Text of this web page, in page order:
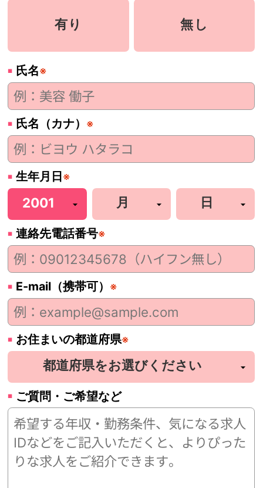
有り 無し
氏名※
氏名（カナ） ※
生年月日 ※
連絡先電話番号※
E-mail（携帯可） ※
お住まいの都道府県※
ご質問・ご希望など